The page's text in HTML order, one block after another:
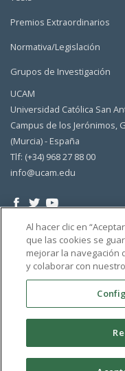
Premios Extraordinarios
Normativa/Legislación
Grupos de Investigación
UCAM
Universidad Católica San
Campus de los Jerónimos,
(Murcia) - España
Tlf: (+34) 968 27 88 00
info@ucam.edu
Al hacer clic en
que las cookies se
mejorar la navegación
y colaborar con